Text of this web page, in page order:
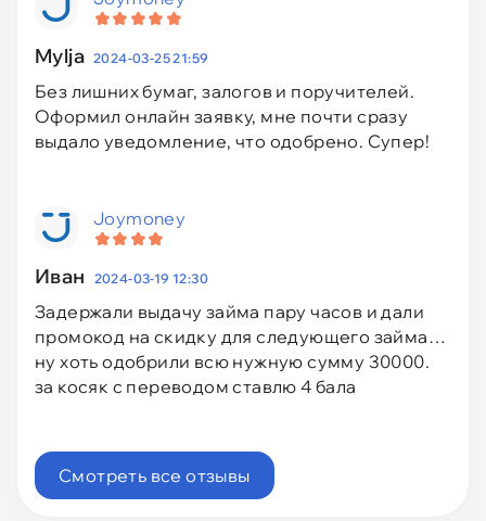
Mylja 2024-03-25 21:59
Без лишних бумаг, залогов и поручителей.
Оформил онлайн заявку, мне почти сразу
выдало уведомление, что одобрено. Супер!
Joymoney
Иван 2024-03-19 12:30
Задержали выдачу займа пару часов и дали
промокод на скидку для следующего займа…
ну хоть одобрили всю нужную сумму 30000.
за косяк с переводом ставлю 4 бала
Смотреть все отзывы